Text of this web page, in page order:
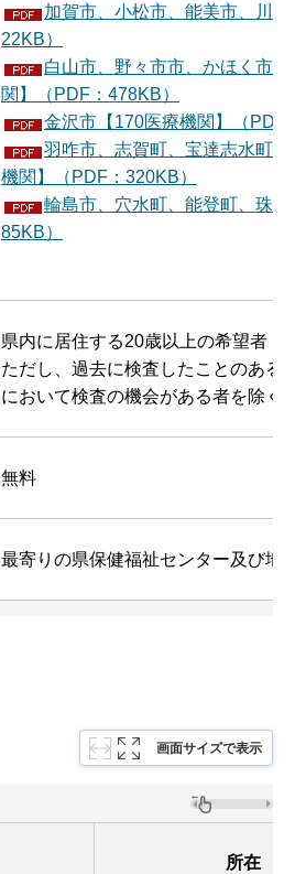
加賀市、小松市、能美市、川
22KB）
白山市、野々市市、かほく市
関】（PDF：478KB）
金沢市【170医療機関】（PDF
羽咋市、志賀町、宝達志水町
機関】（PDF：320KB）
輪島市、穴水町、能登町、珠
85KB）
県内に居住する20歳以上の希望者
ただし、過去に検査したことのある
において検査の機会がある者を除く
無料
最寄りの県保健福祉センター及び地
画面サイズで表示
所在